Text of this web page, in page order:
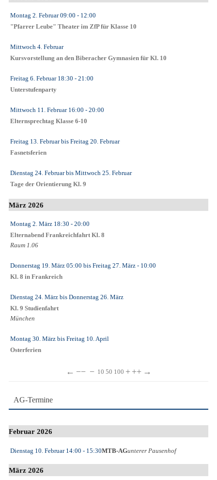
Montag 2. Februar09:00 - 12:00
"Pfarrer Leube" Theater im ZfP für Klasse 10
Mittwoch 4. Februar
Kursvorstellung an den Biberacher Gymnasien für Kl. 10
Freitag 6. Februar18:30 - 21:00
Unterstufenparty
Mittwoch 11. Februar16:00 - 20:00
Elternsprechtag Klasse 6-10
Freitag 13. Februarbis Freitag 20. Februar
Fasnetsferien
Dienstag 24. Februarbis Mittwoch 25. Februar
Tage der Orientierung Kl. 9
März 2026
Montag 2. März 18:30 - 20:00
Elternabend Frankreichfahrt Kl. 8
Raum 1.06
Donnerstag 19. März 05:00 bis Freitag 27. März - 10:00
Kl. 8 in Frankreich
Dienstag 24. März bis Donnerstag 26. März
Kl. 9 Studienfahrt
München
Montag 30. März bis Freitag 10. April
Osterferien
← −− − 10 50 100 + ++ →
AG-Termine
Februar 2026
Dienstag 10. Februar14:00 - 15:30MTB-AGunterer Pausenhof
März 2026